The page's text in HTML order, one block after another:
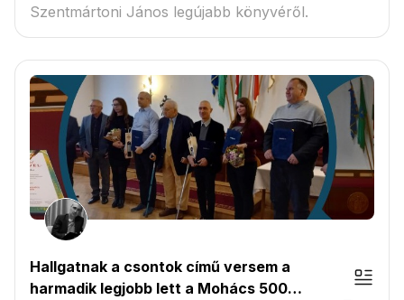
Szentmártoni János legújabb könyvéről.
Hallgatnak a csontok című versem a
harmadik legjobb lett a Mohács 500